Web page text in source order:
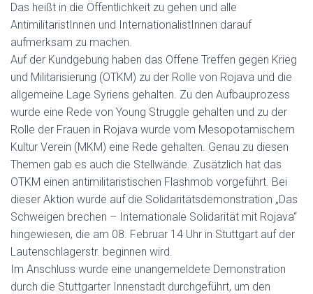
Das heißt in die Öffentlichkeit zu gehen und alle
AntimilitaristInnen und InternationalistInnen darauf
aufmerksam zu machen.
Auf der Kundgebung haben das Offene Treffen gegen Krieg
und Militarisierung (OTKM) zu der Rolle von Rojava und die
allgemeine Lage Syriens gehalten. Zu den Aufbauprozess
wurde eine Rede von Young Struggle gehalten und zu der
Rolle der Frauen in Rojava wurde vom Mesopotamischem
Kultur Verein (MKM) eine Rede gehalten. Genau zu diesen
Themen gab es auch die Stellwände. Zusätzlich hat das
OTKM einen antimilitaristischen Flashmob vorgeführt. Bei
dieser Aktion wurde auf die Solidaritätsdemonstration „Das
Schweigen brechen – Internationale Solidarität mit Rojava“
hingewiesen, die am 08. Februar 14 Uhr in Stuttgart auf der
Lautenschlagerstr. beginnen wird.
Im Anschluss wurde eine unangemeldete Demonstration
durch die Stuttgarter Innenstadt durchgeführt, um den